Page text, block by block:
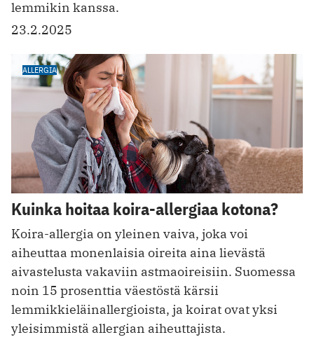
lemmikin kanssa.
23.2.2025
ALLERGIA
Kuinka hoitaa koira-allergiaa kotona?
Koira-allergia on yleinen vaiva, joka voi
aiheuttaa monenlaisia oireita aina lievästä
aivastelusta vakaviin astmaoireisiin. Suomessa
noin 15 prosenttia väestöstä kärsii
lemmikkieläinallergioista, ja koirat ovat yksi
yleisimmistä allergian aiheuttajista.